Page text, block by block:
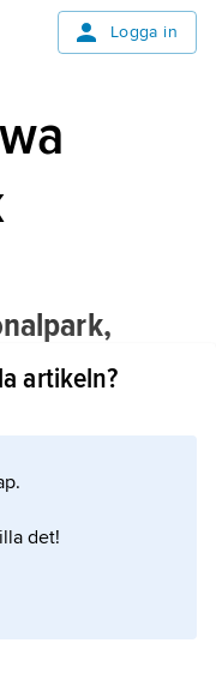
Logga in
för
Zambia.
artikeln?
det!